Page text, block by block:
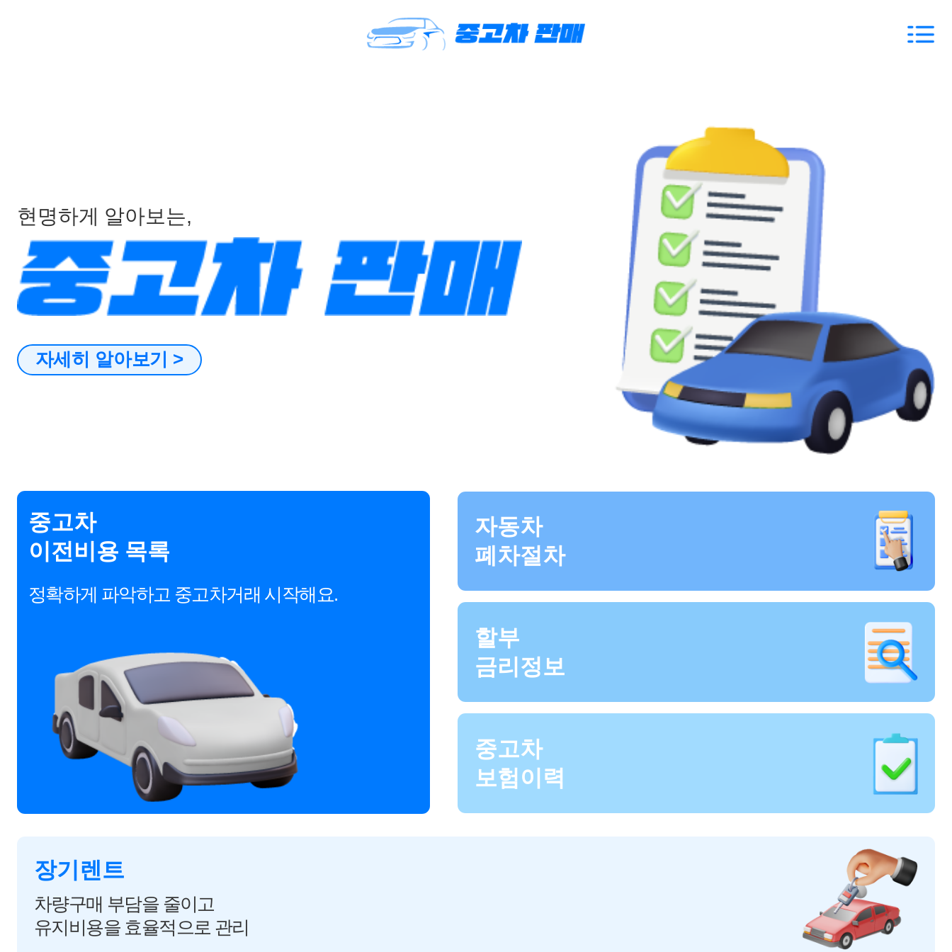
현명하게 알아보는,
자세히 알아보기 >
중고차
이전비용 목록
정확하게 파악하고 중고차거래 시작해요.
자동차
폐차절차
할부
금리정보
중고차
보험이력
장기렌트
차량구매 부담을 줄이고
유지비용을 효율적으로 관리